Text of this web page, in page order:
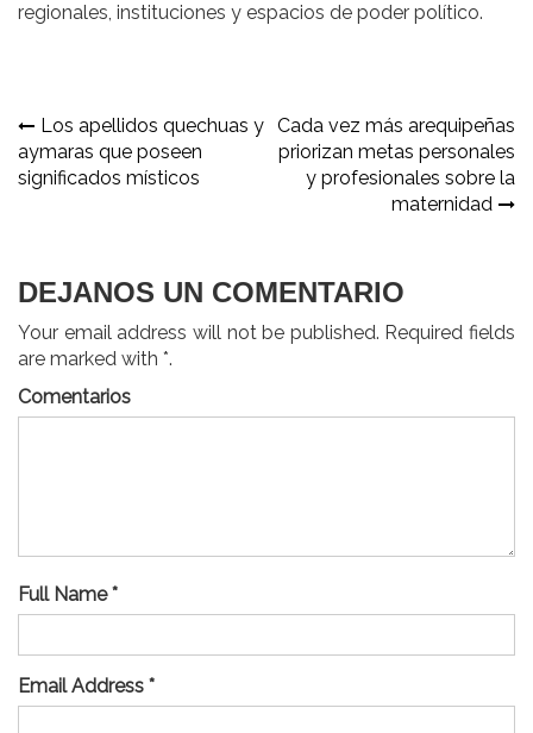
regionales, instituciones y espacios de poder político.
Navegación
de
Los apellidos quechuas y
aymaras que poseen
significados místicos
Cada vez más arequipeñas
priorizan metas personales
y profesionales sobre la
maternidad
DEJANOS UN COMENTARIO
Your email address will not be published. Required fields
are marked with *.
Comentarios
Full Name *
Email Address *